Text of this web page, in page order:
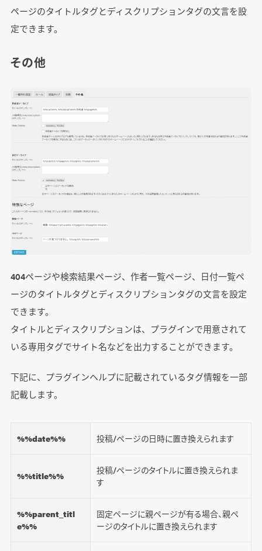
ページのタイトルタグとディスクリプションタグの文言を設
定できます。
その他
404ページや検索結果ページ、作者一覧ページ、日付一覧ペ
ージのタイトルタグとディスクリプションタグの文言を設定
できます。
タイトルとディスクリプションは、プラグインで用意されて
いる専用タグでサイト名などを出力することができます。
下記に、プラグインヘルプに記載されているタグ情報を一部
記載します。
%%date%% 投稿/ページの日時に置き換えられます
%%title%%
投稿/ページのタイトルに置き換えられま
す
%%parent_titl
e%%
固定ページに親ページが有る場合、親ペ
ージのタイトルに置き換えられます